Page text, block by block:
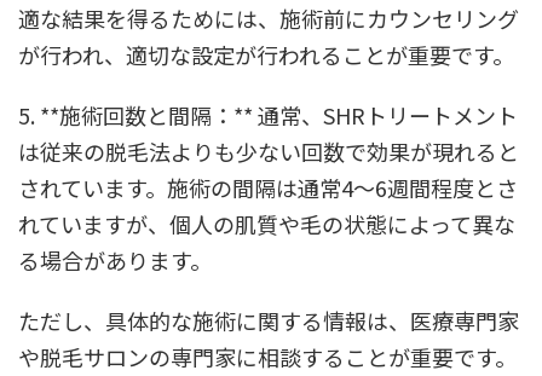
適な結果を得るためには、施術前にカウンセリング
が行われ、適切な設定が行われることが重要です。
5. **施術回数と間隔：** 通常、SHRトリートメント
は従来の脱毛法よりも少ない回数で効果が現れると
されています。施術の間隔は通常4〜6週間程度とさ
れていますが、個人の肌質や毛の状態によって異な
る場合があります。
ただし、具体的な施術に関する情報は、医療専門家
や脱毛サロンの専門家に相談することが重要です。